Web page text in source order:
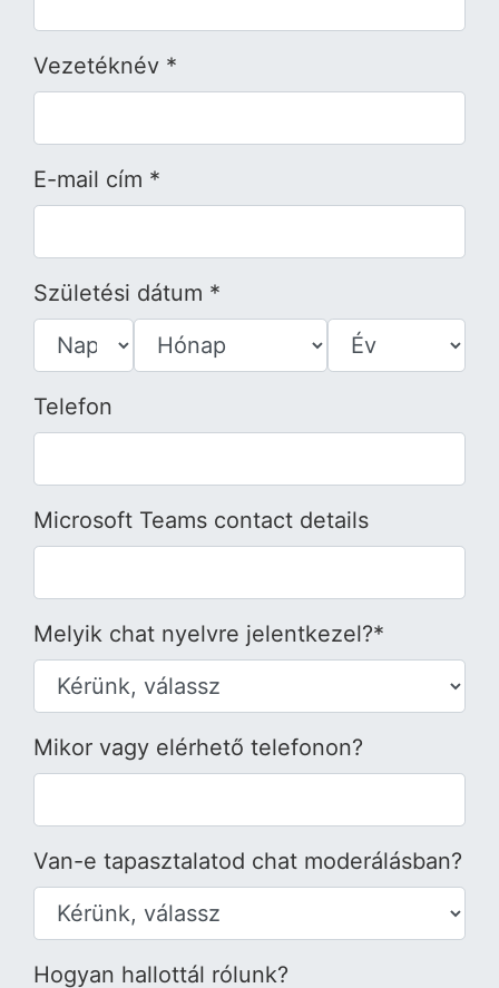
Vezetéknév *
E-mail cím *
Születési dátum *
Telefon
Microsoft Teams contact details
Melyik chat nyelvre jelentkezel?*
Mikor vagy elérhető telefonon?
Van-e tapasztalatod chat moderálásban?
Hogyan hallottál rólunk?